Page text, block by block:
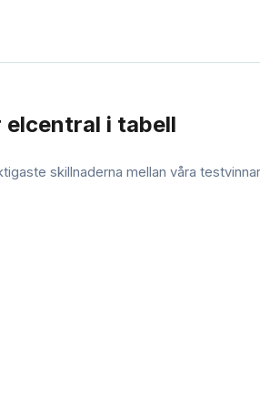
elcentral i tabell
skillnaderna mellan våra